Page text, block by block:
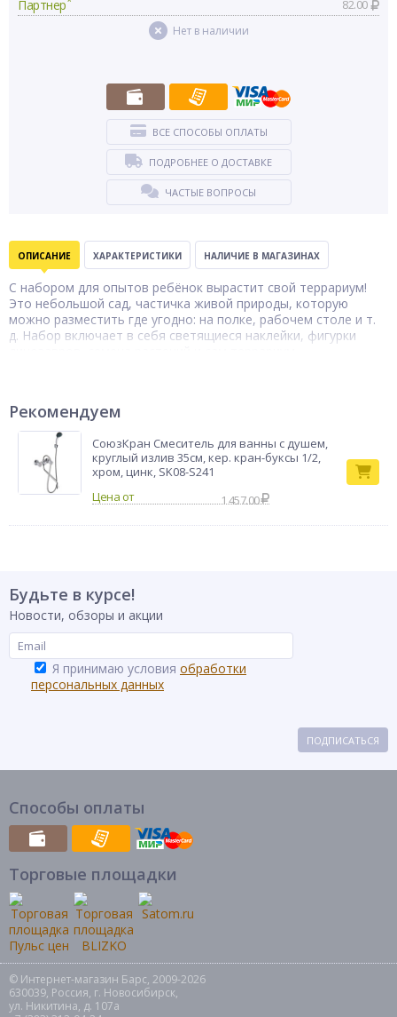
Партнер 82.00
Нет в наличии
ВСЕ СПОСОБЫ ОПЛАТЫ
ПОДРОБНЕЕ О ДОСТАВКЕ
ЧАСТЫЕ ВОПРОСЫ
ОПИСАНИЕ ХАРАКТЕРИСТИКИ НАЛИЧИЕ В МАГАЗИНАХ
С набором для опытов ребёнок вырастит свой террариум!
Это небольшой сад, частичка живой природы, которую
можно разместить где угодно: на полке, рабочем столе и т.
д. Набор включает в себя светящиеся наклейки, фигурки
Рекомендуем
СоюзКран Смеситель для ванны с душем,
круглый излив 35см, кер. кран-буксы 1/2,
хром, цинк, SK08-S241
1 457.00
Будьте в курсе!
Новости, обзоры и акции
Я принимаю условия обработки
персональных данных
ПОДПИСАТЬСЯ
Способы оплаты
Торговые площадки
© Интернет-магазин Барс, 2009-2026
630039, Россия, г. Новосибирск,
ул. Никитина, д. 107а